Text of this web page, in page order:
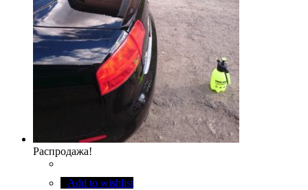
Распродажа!
Add to wishlist